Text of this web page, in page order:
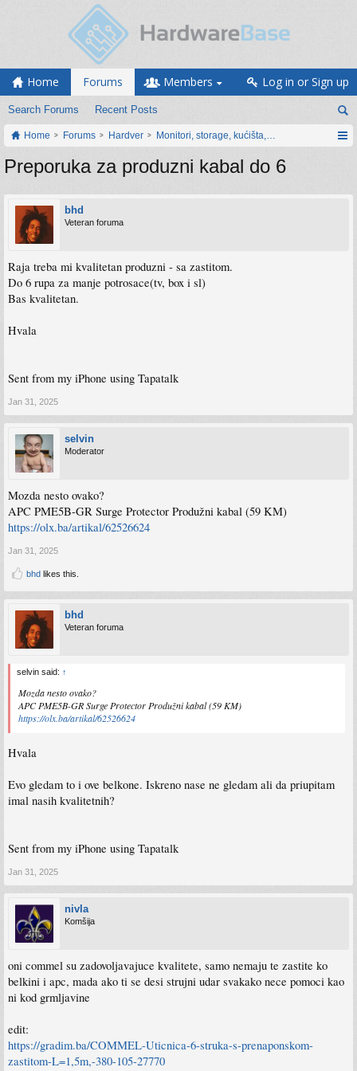
Home Forums
Search Forums Recent Posts
Members Log in or Sign up
Home Forums Hardver Monitori, storage, kućišta, periferija
Preporuka za produzni kabal do 6
bhd
Veteran foruma
Raja treba mi kvalitetan produzni - sa zastitom.
Do 6 rupa za manje potrosace(tv, box i sl)
Bas kvalitetan.
Hvala
Sent from my iPhone using Tapatalk
Jan 31, 2025
selvin
Moderator
Mozda nesto ovako?
APC PME5B-GR Surge Protector Produžni kabal (59 KM)
https://olx.ba/artikal/62526624
Jan 31, 2025
bhd likes this.
bhd
Veteran foruma
selvin said: ↑
Mozda nesto ovako?
APC PME5B-GR Surge Protector Produžni kabal (59 KM)
https://olx.ba/artikal/62526624
Hvala
Evo gledam to i ove belkone. Iskreno nase ne gledam ali da priupitam
imal nasih kvalitetnih?
Sent from my iPhone using Tapatalk
Jan 31, 2025
nivla
Komšija
oni commel su zadovoljavajuce kvalitete, samo nemaju te zastite ko
belkini i apc, mada ako ti se desi strujni udar svakako nece pomoci kao
ni kod grmljavine
edit:
https://gradim.ba/COMMEL-Uticnica-6-struka-s-prenaponskom-
zastitom-L=1,5m,-380-105-27770